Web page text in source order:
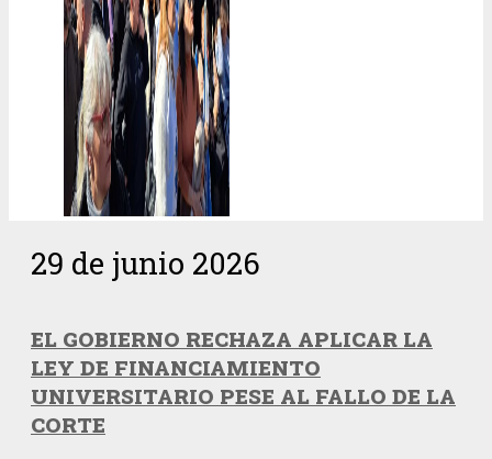
29 de junio 2026
EL GOBIERNO RECHAZA APLICAR LA
LEY DE FINANCIAMIENTO
UNIVERSITARIO PESE AL FALLO DE LA
CORTE